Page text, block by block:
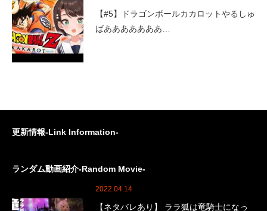
【#5】ドラゴンボールカカロットやるしゅ
ばあああああああ…
更新情報-Link Information-
ランダム動画紹介-Random Movie-
2022.04.14
【ネタバレあり】 ララ狐は竜騎士になっ